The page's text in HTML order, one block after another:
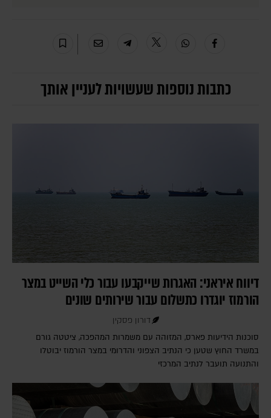
כתבות נוספות שעשויות לעניין אותך
דיווח איראני: האגרות שייקבעו עבור כלי השייט במצר
הורמוז יוגדרו כתשלום עבור שירותים שונים
דורון פסקין
סוכנות הידיעות פארס, המזוהה עם משמרות המהפכה, ציטטה גורם
במשרד החוץ שטען כי הנתיב הצפוני והדרומי במצר הורמוז יבוטלו
והתנועה תועבר לנתיב המרכזי